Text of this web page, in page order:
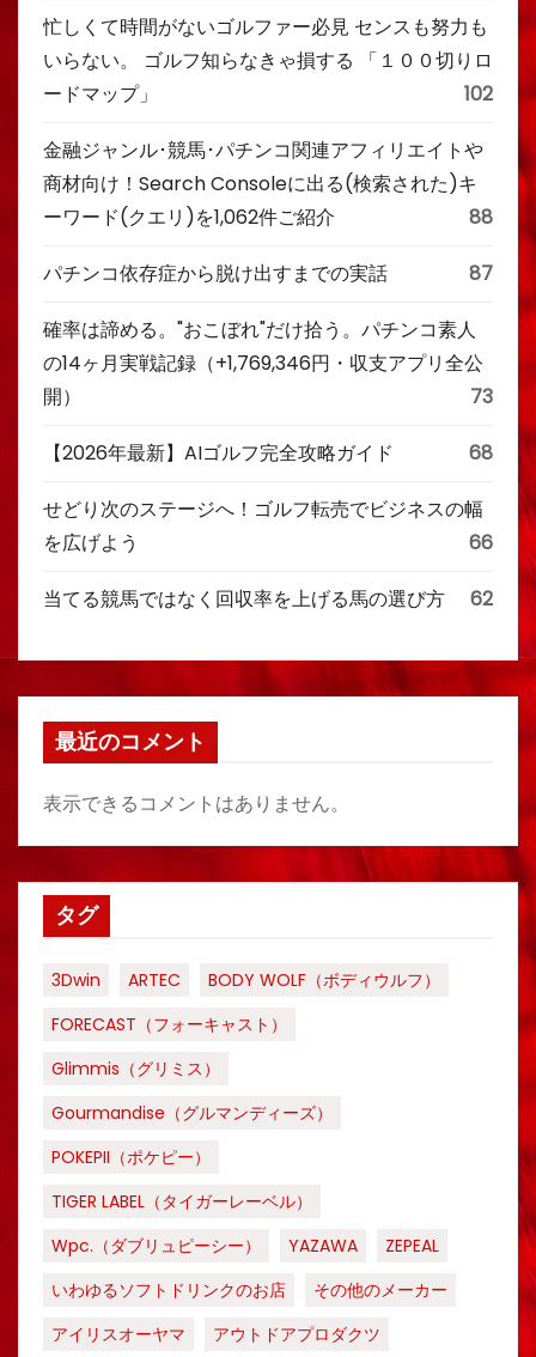
忙しくて時間がないゴルファー必見 センスも努力も
いらない。 ゴルフ知らなきゃ損する 「１００切りロ
ードマップ」
102
金融ジャンル･競馬･パチンコ関連アフィリエイトや
商材向け！Search Consoleに出る(検索された)キ
ーワード(クエリ)を1,062件ご紹介
88
パチンコ依存症から脱け出すまでの実話 87
確率は諦める。"おこぼれ"だけ拾う。パチンコ素人
の14ヶ月実戦記録（+1,769,346円・収支アプリ全公
開）
73
【2026年最新】AIゴルフ完全攻略ガイド 68
せどり次のステージへ！ゴルフ転売でビジネスの幅
を広げよう
66
当てる競馬ではなく回収率を上げる馬の選び方 62
最近のコメント
表示できるコメントはありません。
タグ
3Dwin ARTEC
BODY WOLF（ボディウルフ）
FORECAST（フォーキャスト）
Glimmis（グリミス）
Gourmandise（グルマンディーズ）
POKEPII（ポケピー）
TIGER LABEL（タイガーレーベル）
Wpc.（ダブリュピーシー）
YAZAWA
ZEPEAL
いわゆるソフトドリンクのお店
その他のメーカー
アイリスオーヤマ
アウトドアプロダクツ